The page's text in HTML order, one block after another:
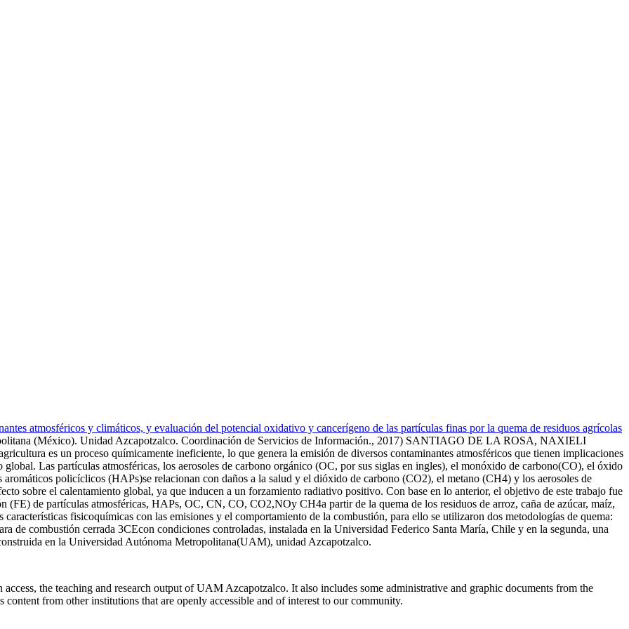
atmosféricos y climáticos, y evaluación del potencial oxidativo y cancerígeno de las partículas finas por la quema de residuos agrícolas
(México). Unidad Azcapotzalco. Coordinación de Servicios de Información., 2017) SANTIAGO DE LA ROSA, NAXIELI
es un proceso químicamente ineficiente, lo que genera la emisión de diversos contaminantes atmosféricos que tienen implicaciones
global. Las partículas atmosféricas, los aerosoles de carbono orgánico (OC, por sus siglas en ingles), el monóxido de carbono(CO), el óxido
policíclicos (HAPs)se relacionan con daños a la salud y el dióxido de carbono (CO2), el metano (CH4) y los aerosoles de
sobre el calentamiento global, ya que inducen a un forzamiento radiativo positivo. Con base en lo anterior, el objetivo de este trabajo fue
(FE) de partículas atmosféricas, HAPs, OC, CN, CO, CO2,NOy CH4a partir de la quema de los residuos de arroz, caña de azúcar, maíz,
características fisicoquímicas con las emisiones y el comportamiento de la combustión, para ello se utilizaron dos metodologías de quema:
de combustión cerrada 3CEcon condiciones controladas, instalada en la Universidad Federico Santa María, Chile y en la segunda, una
en la Universidad Autónoma Metropolitana(UAM), unidad Azcapotzalco.
the teaching and research output of UAM Azcapotzalco. It also includes some administrative and graphic documents from the
content from other institutions that are openly accessible and of interest to our community.